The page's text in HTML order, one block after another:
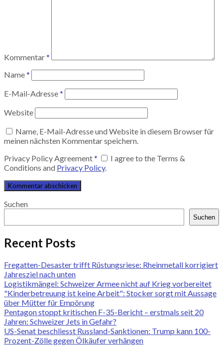
Kommentar*
Name*
E-Mail-Adresse*
Website
Name, E-Mail-Adresse und Website in diesem Browser für
meinen nächsten Kommentar speichern.
Privacy Policy Agreement*
I agree to the Terms &
Conditions and Privacy Policy.
Suchen
Suchen
Recent Posts
Fregatten-Desaster trifft Rüstungsriese: Rheinmetall korrigiert
Jahresziel nach unten
Logistikmängel: Schweizer Armee nicht auf Krieg vorbereitet
"Kinderbetreuung ist keine Arbeit": Stocker sorgt mit Aussage
über Mütter für Empörung
Pentagon stoppt kritischen F-35-Bericht – erstmals seit 20
Jahren: Schweizer Jets in Gefahr?
US-Senat beschliesst Russland-Sanktionen: Trump kann 100-
Prozent-Zölle gegen Ölkäufer verhängen